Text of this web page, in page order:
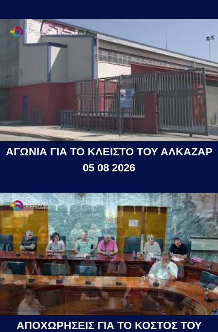
ΑΓΩΝΙΑ ΓΙΑ ΤΟ ΚΛΕΙΣΤΟ ΤΟΥ ΑΛΚΑΖΑΡ
05 08 2026
ΑΠΟΧΩΡΗΣΕΙΣ ΓΙΑ ΤΟ ΚΟΣΤΟΣ ΤΟΥ